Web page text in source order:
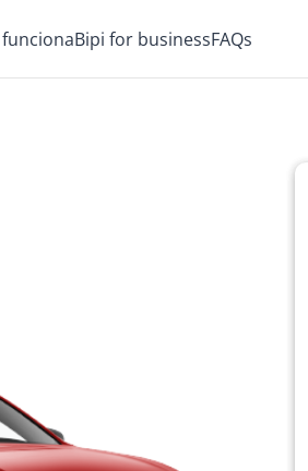
Bipi for businessFAQs